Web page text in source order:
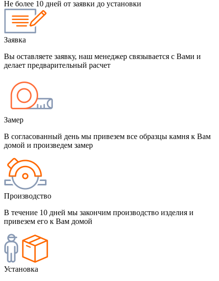
Не более 10 дней от заявки до установки
Заявка
Вы оставляете заявку, наш менеджер связывается с Вами и
делает предварительный расчет
Замер
В согласованный день мы привезем все образцы камня к Вам
домой и произведем замер
Производство
В течение 10 дней мы закончим производство изделия и
привезем его к Вам домой
Установка